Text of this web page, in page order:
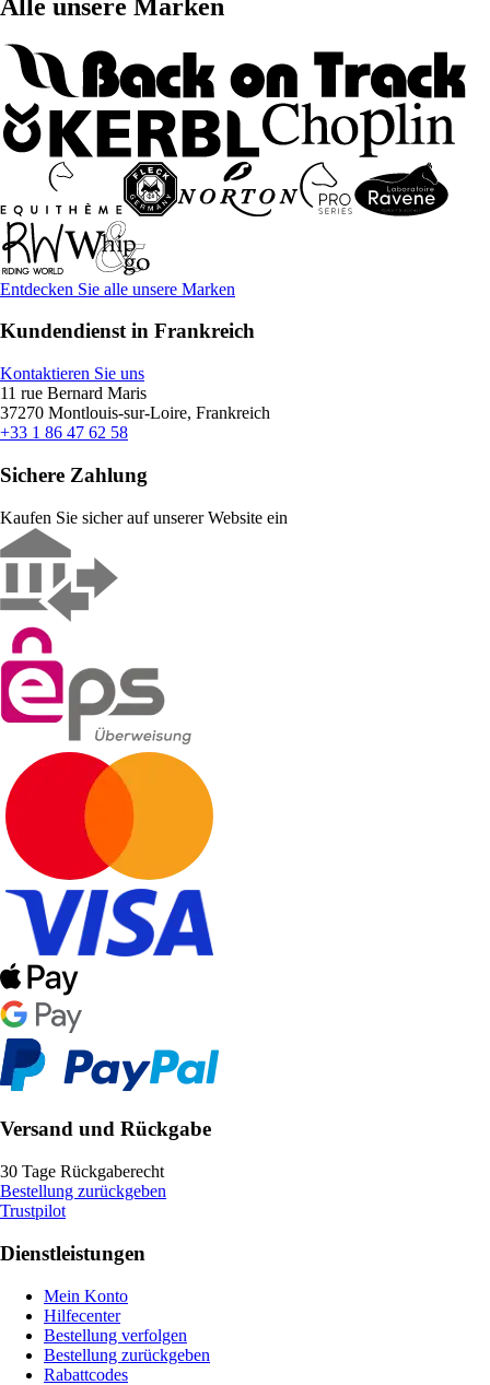
Alle unsere Marken
Entdecken Sie alle unsere Marken
Kundendienst in Frankreich
Kontaktieren Sie uns
11 rue Bernard Maris
37270 Montlouis-sur-Loire, Frankreich
+33 1 86 47 62 58
Sichere Zahlung
Kaufen Sie sicher auf unserer Website ein
Versand und Rückgabe
30 Tage Rückgaberecht
Bestellung zurückgeben
Trustpilot
Dienstleistungen
Mein Konto
Hilfecenter
Bestellung verfolgen
Bestellung zurückgeben
Rabattcodes